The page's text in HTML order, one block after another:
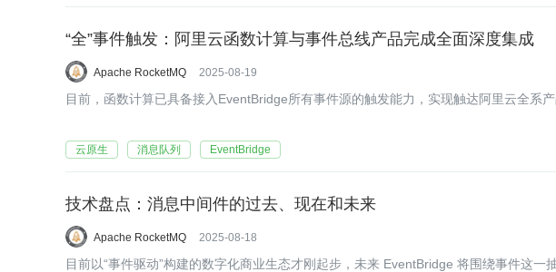
“全”事件触发：阿里云函数计算与事件总线产品完成全面深度集成
Apache RocketMQ 2025-08-19
目前，函数计算已具备接入EventBridge所有事件源的触发能力，实现触达阿里云全系产
云原生 消息队列 EventBridge
技术盘点：消息中间件的过去、现在和未来
Apache RocketMQ 2025-08-18
目前以“事件驱动”构建的数字化商业生态才刚起步，未来 EventBridge 将围绕事件这